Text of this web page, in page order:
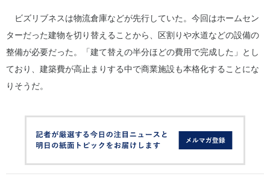
ビズリブネスは物流倉庫などが先行していた。今回はホームセン
ターだった建物を切り替えることから、区割りや水道などの設備の
整備が必要だった。「建て替えの半分ほどの費用で完成した」とし
ており、建築費が高止まりする中で商業施設も本格化することにな
りそうだ。